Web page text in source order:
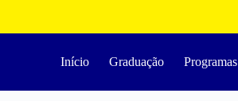
Início Graduação Programas